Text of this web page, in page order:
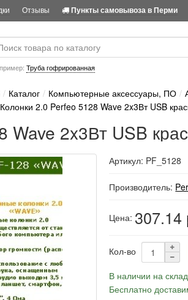
Отзывы Пункты самовывоза в Перми
Труба гофрированная
Каталог Компьютерные аксессуары, ПО
Колонки 2.0 Perfeo 5128 Wave 2x3Вт USB
Wave 2x3Вт USB
Артикул: PF_5128
Производитель:
Цена: 307.14
Кол-во
В наличии на
Бесплатно